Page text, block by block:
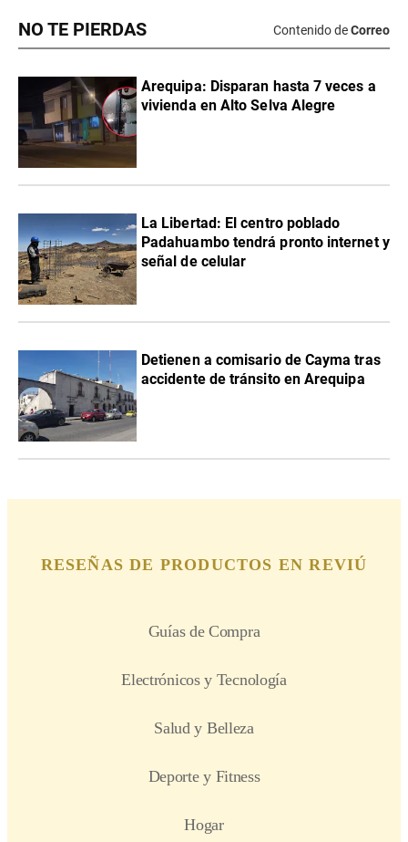
NO TE PIERDAS Contenido deCorreo
Arequipa: Disparan hasta 7 veces a
vivienda en Alto Selva Alegre
La Libertad: El centro poblado
Padahuambo tendrá pronto internet y
señal de celular
Detienen a comisario de Cayma tras
accidente de tránsito en Arequipa